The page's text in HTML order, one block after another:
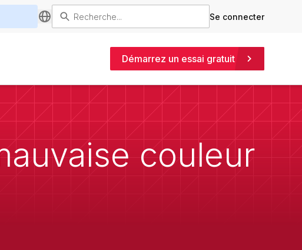
Se connecter
Démarrez un essai gratuit
couleur